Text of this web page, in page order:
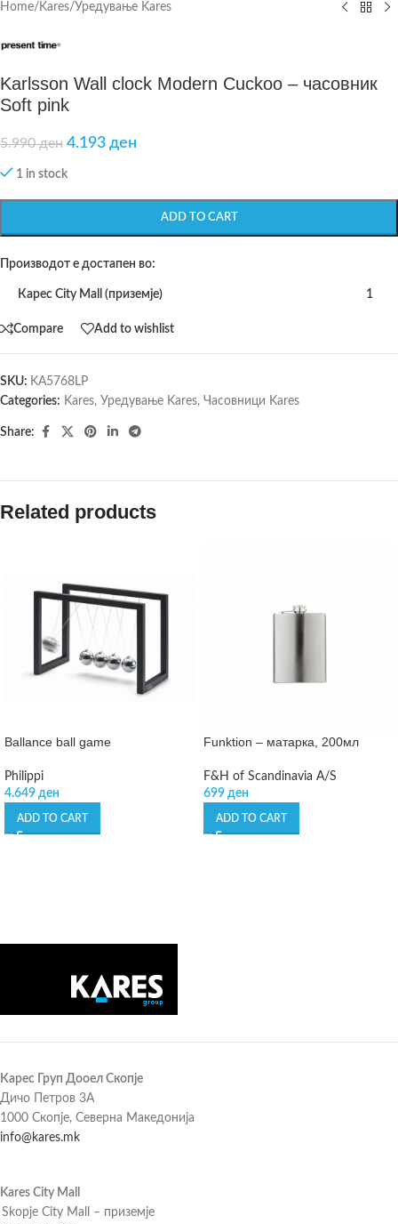
Home/ Kares/Уредување Kares
Karlsson Wall clock Modern Cuckoo – часовник
Soft pink
5.990ден 4.193 ден
1 in stock
ADD TO CART
Производот е достапен во:
Карес City Mall (приземје) 1
Compare Add to wishlist
SKU: KA5768LP
Categories: Kares, Уредување Kares, Часовници Kares
Share:
Related products
Ballance ball game
Philippi
4.649 ден
ADD TO CART
Funktion – матарка, 200мл
F&H of Scandinavia A/S
699 ден
ADD TO CART
Карес Груп Дооел Скопје
Дичо Петров 3А
1000 Скопје, Северна Македонија
info@kares.mk
Kares City Mall
Skopje City Mall – приземје